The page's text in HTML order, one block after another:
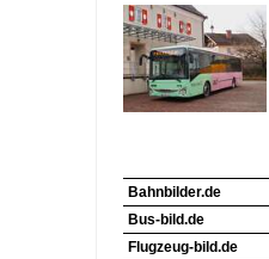
Bahnbilder.de
Bus-bild.de
Flugzeug-bild.de